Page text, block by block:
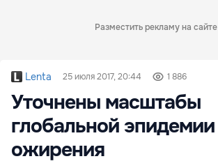
Разместить рекламу на сайте
Lenta 25 июля 2017, 20:44 1 886
Уточнены масштабы
глобальной эпидемии
ожирения